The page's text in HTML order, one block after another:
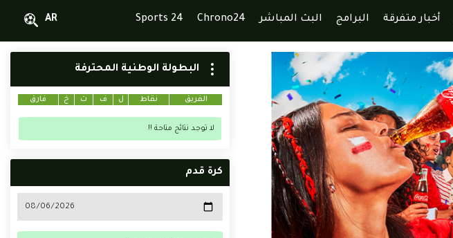
أخبار متفرقة البرامج البث المباشر Chrono24
Sports 24
AR
البطولة الوطنية المحترفة
الفريق نقاط ل ف ت خ فارق
لا توجد نتائج متاحة !!
كرة قدم